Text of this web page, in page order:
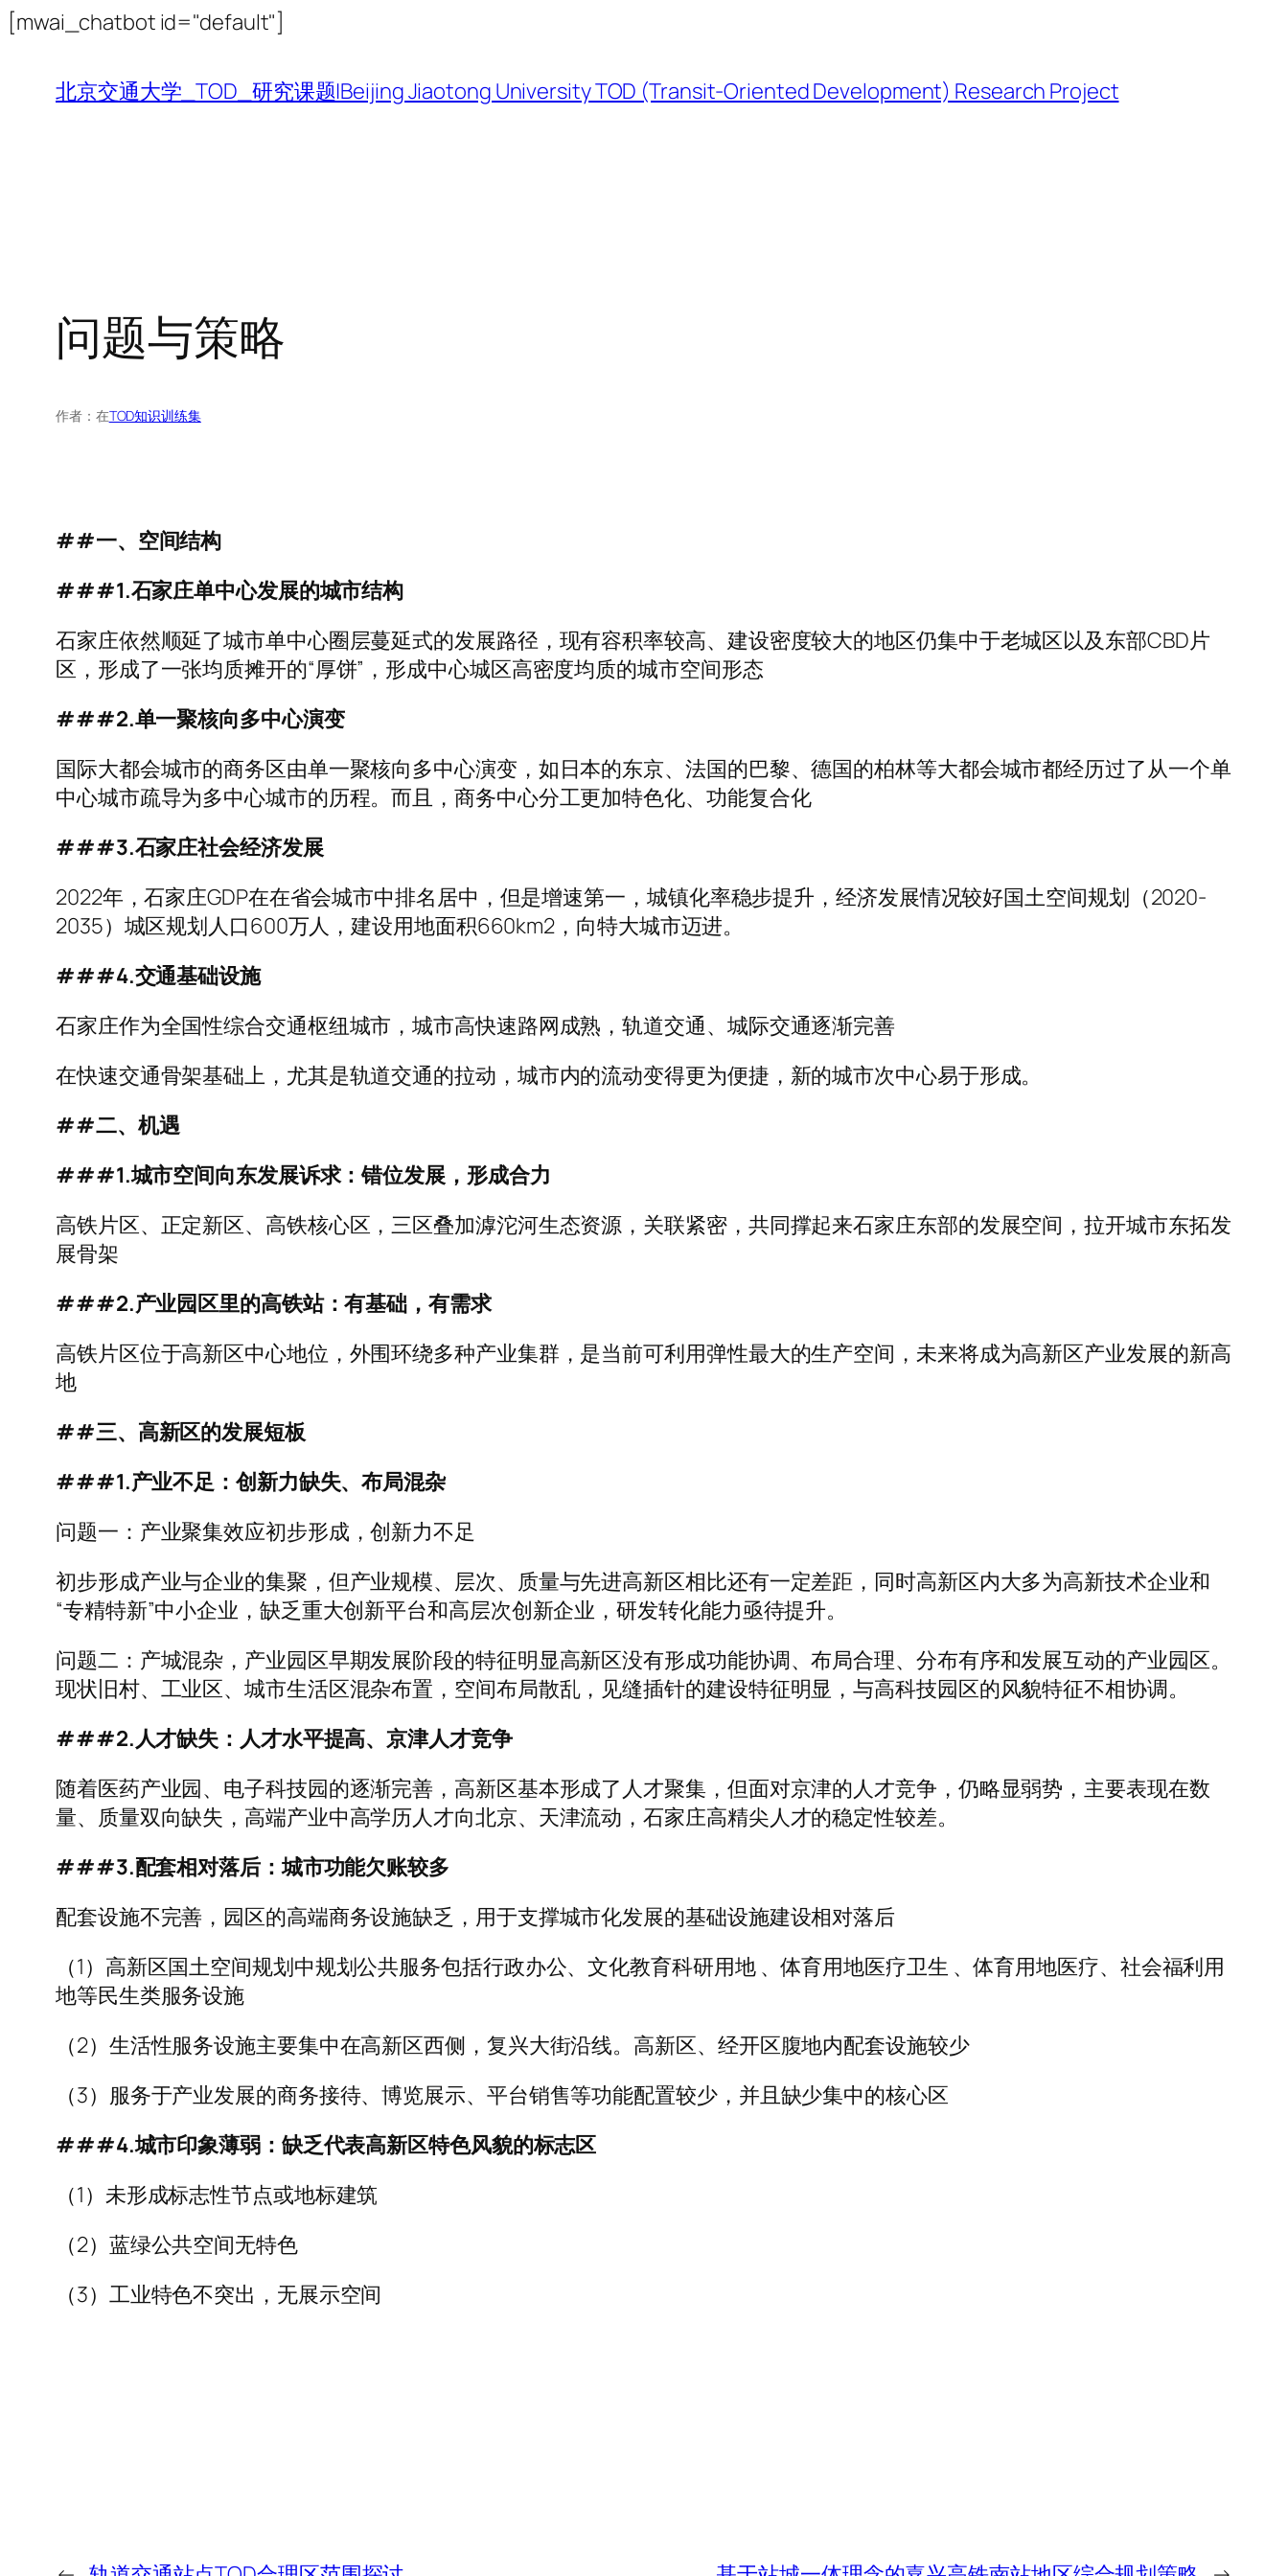
[mwai_chatbot id="default"]
内
容
北京交通大学_TOD_研究课题|Beijing Jiaotong University TOD (Transit-Oriented Development) Research Project
问题与策略
作者： 在TOD知识训练集
##一、空间结构
###1.石家庄单中心发展的城市结构
石家庄依然顺延了城市单中心圈层蔓延式的发展路径，现有容积率较高、建设密度较大的地区仍集中于老城区以及东部CBD片
区，形成了一张均质摊开的“厚饼”，形成中心城区高密度均质的城市空间形态
###2.单一聚核向多中心演变
国际大都会城市的商务区由单一聚核向多中心演变，如日本的东京、法国的巴黎、德国的柏林等大都会城市都经历过了从一个单
中心城市疏导为多中心城市的历程。而且，商务中心分工更加特色化、功能复合化
###3.石家庄社会经济发展
2022年，石家庄GDP在在省会城市中排名居中，但是增速第一，城镇化率稳步提升，经济发展情况较好国土空间规划（2020-
2035）城区规划人口600万人，建设用地面积660km2，向特大城市迈进。
###4.交通基础设施
石家庄作为全国性综合交通枢纽城市，城市高快速路网成熟，轨道交通、城际交通逐渐完善
在快速交通骨架基础上，尤其是轨道交通的拉动，城市内的流动变得更为便捷，新的城市次中心易于形成。
##二、机遇
###1.城市空间向东发展诉求：错位发展，形成合力
高铁片区、正定新区、高铁核心区，三区叠加滹沱河生态资源，关联紧密，共同撑起来石家庄东部的发展空间，拉开城市东拓发
展骨架
###2.产业园区里的高铁站：有基础，有需求
高铁片区位于高新区中心地位，外围环绕多种产业集群，是当前可利用弹性最大的生产空间，未来将成为高新区产业发展的新高
地
##三、高新区的发展短板
###1.产业不足：创新力缺失、布局混杂
问题一：产业聚集效应初步形成，创新力不足
初步形成产业与企业的集聚，但产业规模、层次、质量与先进高新区相比还有一定差距，同时高新区内大多为高新技术企业和
“专精特新”中小企业，缺乏重大创新平台和高层次创新企业，研发转化能力亟待提升。
问题二：产城混杂，产业园区早期发展阶段的特征明显高新区没有形成功能协调、布局合理、分布有序和发展互动的产业园区。
现状旧村、工业区、城市生活区混杂布置，空间布局散乱，见缝插针的建设特征明显，与高科技园区的风貌特征不相协调。
###2.人才缺失：人才水平提高、京津人才竞争
随着医药产业园、电子科技园的逐渐完善，高新区基本形成了人才聚集，但面对京津的人才竞争，仍略显弱势，主要表现在数
量、质量双向缺失，高端产业中高学历人才向北京、天津流动，石家庄高精尖人才的稳定性较差。
###3.配套相对落后：城市功能欠账较多
配套设施不完善，园区的高端商务设施缺乏，用于支撑城市化发展的基础设施建设相对落后
（1）高新区国土空间规划中规划公共服务包括行政办公、文化教育科研用地 、体育用地医疗卫生 、体育用地医疗、社会福利用
地等民生类服务设施
（2）生活性服务设施主要集中在高新区西侧，复兴大街沿线。高新区、经开区腹地内配套设施较少
（3）服务于产业发展的商务接待、博览展示、平台销售等功能配置较少，并且缺少集中的核心区
###4.城市印象薄弱：缺乏代表高新区特色风貌的标志区
（1）未形成标志性节点或地标建筑
（2）蓝绿公共空间无特色
（3）工业特色不突出，无展示空间